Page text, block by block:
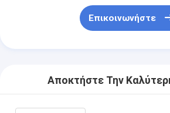
Επικοινωνήστε
Αποκτήστε Την